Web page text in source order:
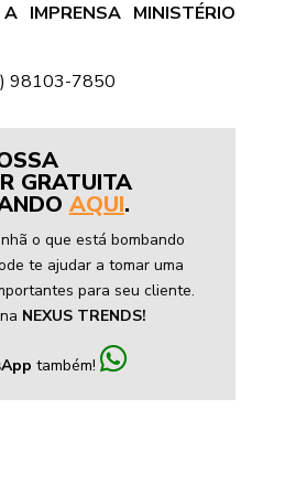
IMPRENSA MINISTÉRIO
98103-7850
GRATUITA
AQUI.
o que está bombando
te ajudar a tomar uma
para seu cliente.
NEXUS TRENDS!
também!